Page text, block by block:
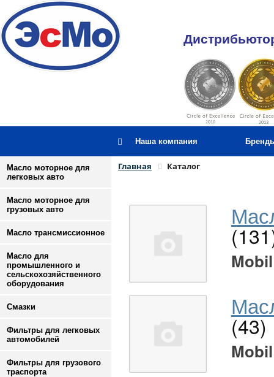
Наша компания
Масло моторное для
легковых авто
Масло моторное для
грузовых авто
Масло трансмиссионное
Масло для
промышленного и
сельскохозяйственного
оборудования
Смазки
Фильтры для легковых
автомобилей
Фильтры для грузового
траспорта
Главная Каталог
Mobil
(43)
Mobil